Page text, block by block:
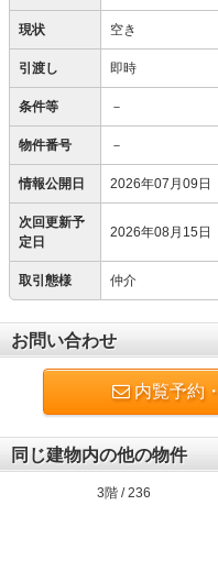
現状 空き
引渡し 即時
条件等 －
物件番号 －
情報公開日 2026年07月09日
次回更新予
定日
2026年08月15日
取引態様 仲介
お問い合わせ
内覧予約
同じ建物内の他の物件
3階 / 236